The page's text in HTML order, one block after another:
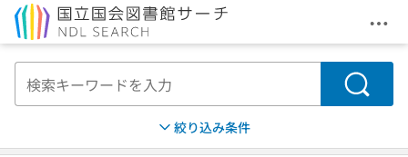
メ
検索
絞り込み条件